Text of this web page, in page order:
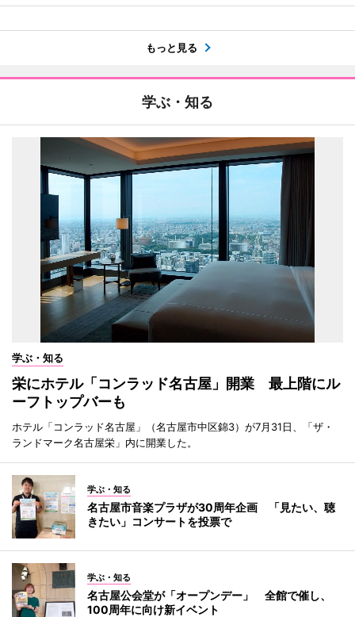
もっと見る
学ぶ・知る
学ぶ・知る
栄にホテル「コンラッド名古屋」開業 最上階にル
ーフトップバーも
ホテル「コンラッド名古屋」（名古屋市中区錦3）が7月31日、「ザ・
ランドマーク名古屋栄」内に開業した。
学ぶ・知る
名古屋市音楽プラザが30周年企画 「見たい、聴
きたい」コンサートを投票で
学ぶ・知る
名古屋公会堂が「オープンデー」 全館で催し、
100周年に向け新イベント